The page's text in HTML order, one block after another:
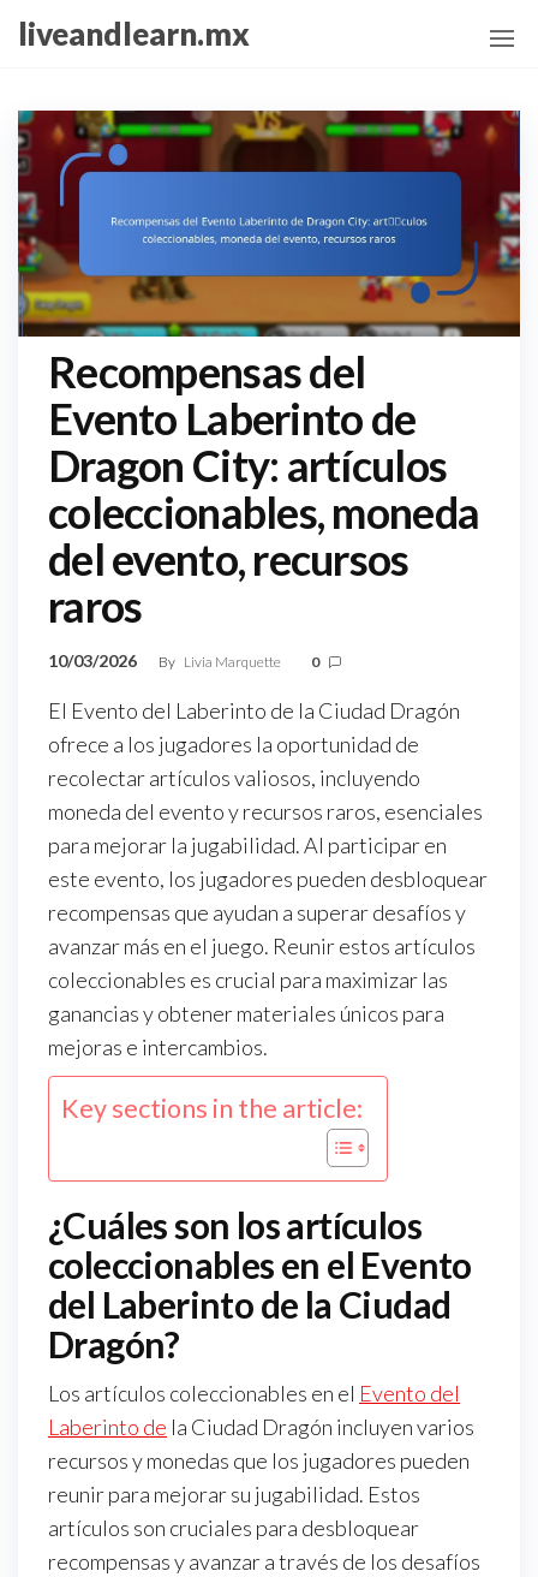
Skip
content
liveandlearn.mx
Recompensas del
Evento Laberinto de
Dragon City: artículos
coleccionables, moneda
del evento, recursos
raros
10/03/2026 By Livia Marquette 0
El Evento del Laberinto de la Ciudad Dragón
ofrece a los jugadores la oportunidad de
recolectar artículos valiosos, incluyendo
moneda del evento y recursos raros, esenciales
para mejorar la jugabilidad. Al participar en
este evento, los jugadores pueden desbloquear
recompensas que ayudan a superar desafíos y
avanzar más en el juego. Reunir estos artículos
coleccionables es crucial para maximizar las
ganancias y obtener materiales únicos para
mejoras e intercambios.
Key sections in the article:
¿Cuáles son los artículos
coleccionables en el Evento
del Laberinto de la Ciudad
Dragón?
Los artículos coleccionables en el Evento del
Laberinto de la Ciudad Dragón incluyen varios
recursos y monedas que los jugadores pueden
reunir para mejorar su jugabilidad. Estos
artículos son cruciales para desbloquear
recompensas y avanzar a través de los desafíos